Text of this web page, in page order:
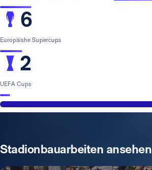
6
Europäishe Supercups
2
UEFA Cups
Stadionbauarbeiten ansehen